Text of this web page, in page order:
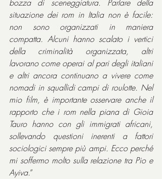
bozza di sceneggiatura. Parlare della
situazione dei rom in Italia non è facile:
non sono organizzati in maniera
compatta. Alcuni hanno scalato i vertici
della criminalità organizzata, altri
lavorano come operai al pari degli italiani
e altri ancora continuano a vivere come
nomadi in squallidi campi di roulotte. Nel
mio film, è importante osservare anche il
rapporto che i rom nella piana di Gioia
Tauro hanno con gli immigrati africani,
sollevando questioni inerenti a fattori
sociologici sempre più ampi. Ecco perché
mi soffermo molto sulla relazione tra Pio e
Ayiva.”